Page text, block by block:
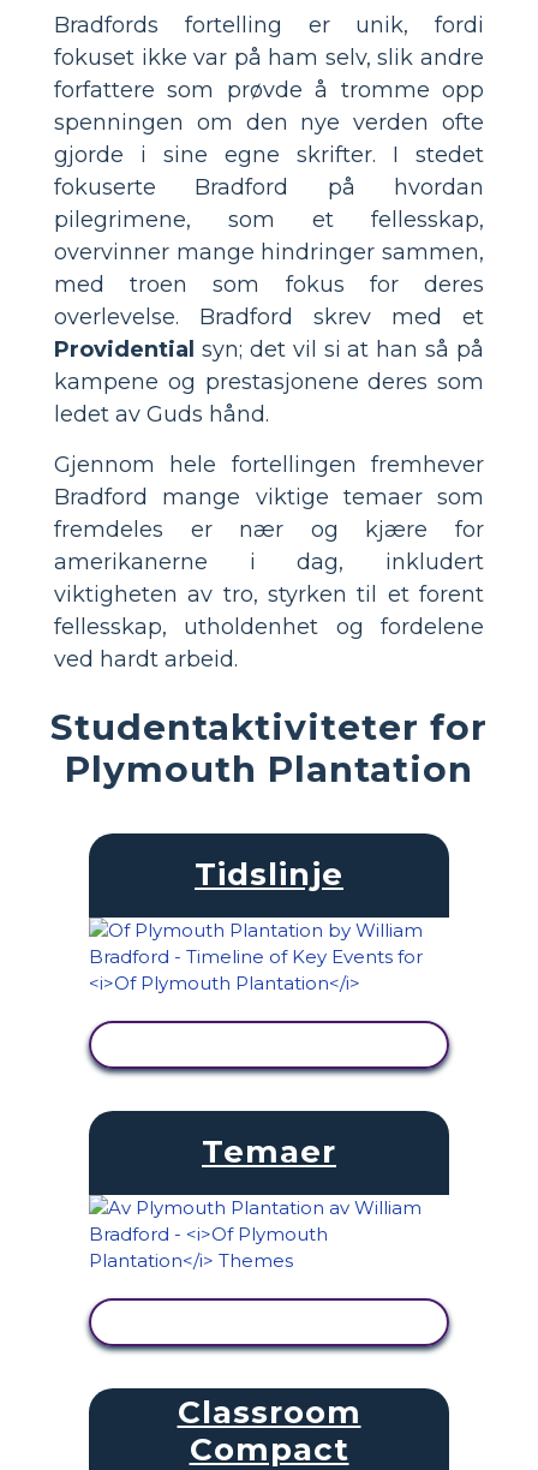
Bradfords fortelling er unik, fordi
fokuset ikke var på ham selv, slik andre
forfattere som prøvde å tromme opp
spenningen om den nye verden ofte
gjorde i sine egne skrifter. I stedet
fokuserte Bradford på hvordan
pilegrimene, som et fellesskap,
overvinner mange hindringer sammen,
med troen som fokus for deres
overlevelse. Bradford skrev med et
Providential syn; det vil si at han så på
kampene og prestasjonene deres som
ledet av Guds hånd.
Gjennom hele fortellingen fremhever
Bradford mange viktige temaer som
fremdeles er nær og kjære for
amerikanerne i dag, inkludert
viktigheten av tro, styrken til et forent
fellesskap, utholdenhet og fordelene
ved hardt arbeid.
Studentaktiviteter for
Plymouth Plantation
Tidslinje
Temaer
Classroom
Compact